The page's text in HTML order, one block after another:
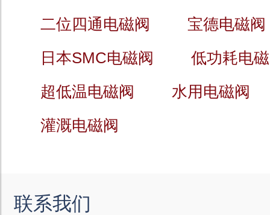
二位四通电磁阀
宝德电磁阀
日本SMC电磁阀
低功耗电
超低温电磁阀
水用电磁阀
灌溉电磁阀
联系我们